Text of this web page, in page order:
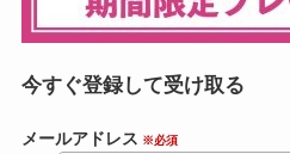
今すぐ登録して受け取る
メールアドレス ※必須